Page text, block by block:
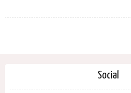
Social